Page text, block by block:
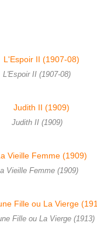
L'Espoir II (1907-08)
Judith II (1909)
Vieille Femme (1909)
Fille ou La Vierge (1913)